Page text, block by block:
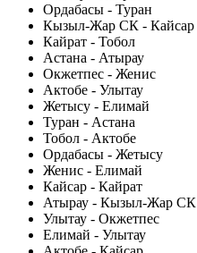
Ордабасы - Туран
Кызыл-Жар СК - Кайсар
Кайрат - Тобол
Астана - Атырау
Окжетпес - Женис
Актобе - Улытау
Жетысу - Елимай
Туран - Астана
Тобол - Актобе
Ордабасы - Жетысу
Женис - Елимай
Кайсар - Кайрат
Атырау - Кызыл-Жар СК
Улытау - Окжетпес
Елимай - Улытау